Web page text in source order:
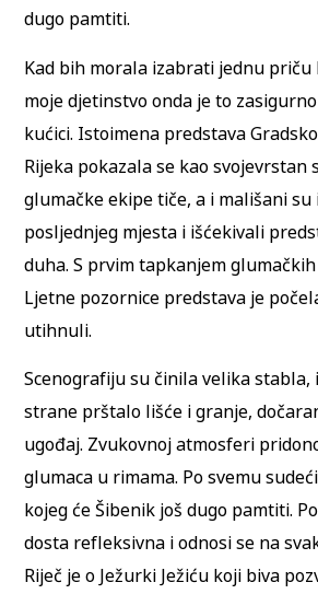
dugo pamtiti.
Kad bih morala izabrati jednu priču
moje djetinstvo onda je to
kućici. Istoimena predstava
Rijeka pokazala se kao svojevrstan
glumačke ekipe tiče, a i mališani
posljednjeg mjesta i išćekivali
duha. S prvim tapkanjem
Ljetne pozornice predstava je
utihnuli.
Scenografiju su činila velika stabla,
strane prštalo lišće i granje,
ugođaj. Zvukovnoj atmosferi
glumaca u rimama. Po svemu
kojeg će Šibenik još dugo pamtiti.
dosta refleksivna i odnosi se na
Riječ je o Ježurki Ježiću koji biva